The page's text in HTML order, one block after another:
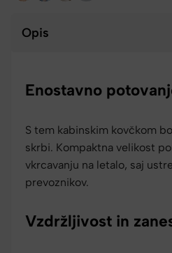
Opis
Enostavno
S tem kabinskim kovčkom
skrbi. Kompaktna velikost
vkrcavanju na letalo, saj
prevoznikov.
Vzdržljivost in